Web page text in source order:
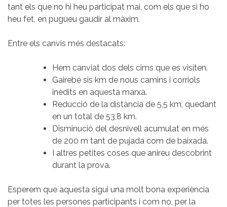
tant els que no hi heu participat mai, com els que si ho
heu fet, en pugueu gaudir al màxim.
Entre els canvis més destacats:
Hem canviat dos dels cims que es visiten.
Gairebé sis km de nous camins i corriols
inèdits en aquesta marxa.
Reducció de la distància de 5,5 km, quedant
en un total de 53,8 km.
Disminució del desnivell acumulat en més
de 200 m tant de pujada com de baixada.
I altres petites coses que anireu descobrint
durant la prova.
Esperem que aquesta sigui una molt bona experiència
per totes les persones participants i com no, per la